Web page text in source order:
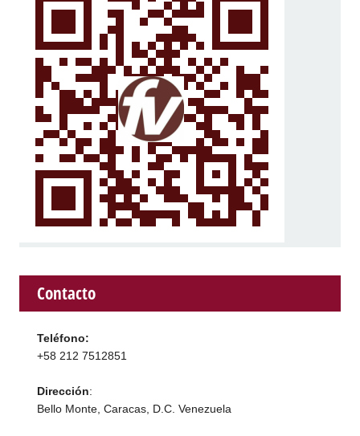
Contacto
Teléfono:
+58 212 7512851
Dirección:
Bello Monte, Caracas, D.C. Venezuela